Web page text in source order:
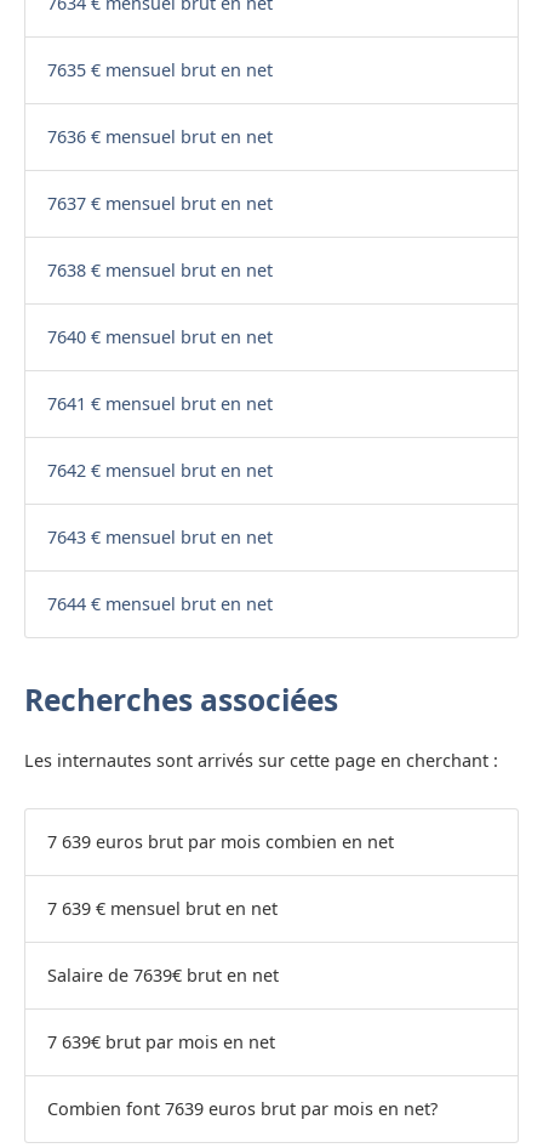
7635 € mensuel brut en net
7636 € mensuel brut en net
7637 € mensuel brut en net
7638 € mensuel brut en net
7640 € mensuel brut en net
7641 € mensuel brut en net
7642 € mensuel brut en net
7643 € mensuel brut en net
7644 € mensuel brut en net
Recherches associées
Les internautes sont arrivés sur cette page en cherchant :
7 639 euros brut par mois combien en net
7 639 € mensuel brut en net
Salaire de 7639€ brut en net
7 639€ brut par mois en net
Combien font 7639 euros brut par mois en net?